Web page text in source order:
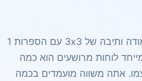
אתה עדיין ממלא כל שורה, עמודה ותיבה של 3x3 עם הספרות 1
לוחות מרושעים הוא כמה
אתה משווה מועמדים בכמה